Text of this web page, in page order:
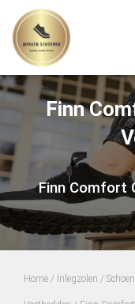
Finn
Finn Comfort
Home / Inlegzolen /